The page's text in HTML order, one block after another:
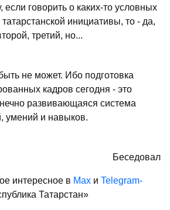
говорить о каких-то условных
инициативы, то - да,
третий, но...
не может. Ибо подготовка
кадров сегодня - это
развивающаяся система
умений и навыков.
Беседовал
интересное в Max и Telegram-
Татарстан»